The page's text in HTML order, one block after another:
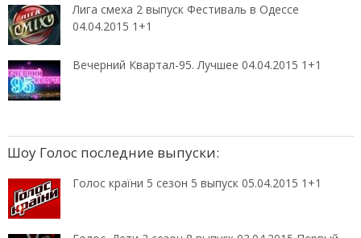
Лига смеха 2 выпуск Фестиваль в Одессе
04.04.2015 1+1
Вечерний Квартал-95. Лучшее 04.04.2015 1+1
Шоу Голос последние выпуски:
Голос країни 5 сезон 5 выпуск 05.04.2015 1+1